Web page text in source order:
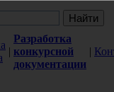
|
Разработка
конкурсной
документации
|